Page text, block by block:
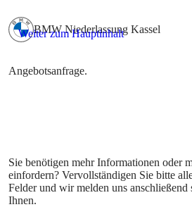
Sie benötigen mehr Informationen oder
einfordern? Vervollständigen Sie bitte
Felder und wir melden uns anschließend
Ihnen.